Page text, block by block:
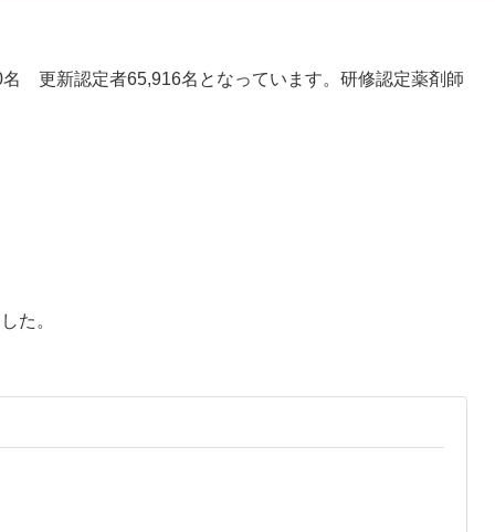
更新認定者65,916名となっています。研修認定薬剤師
た。